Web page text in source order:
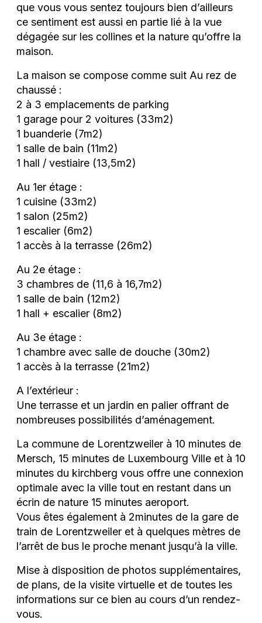
que vous vous sentez toujours bien d’ailleurs
ce sentiment est aussi en partie lié à la vue
dégagée sur les collines et la nature qu’offre la
maison.
La maison se compose comme suit Au rez de
chaussé :
2 à 3 emplacements de parking
1 garage pour 2 voitures (33m2)
1 buanderie (7m2)
1 salle de bain (11m2)
1 hall / vestiaire (13,5m2)
Au 1er étage :
1 cuisine (33m2)
1 salon (25m2)
1 escalier (6m2)
1 accès à la terrasse (26m2)
Au 2e étage :
3 chambres de (11,6 à 16,7m2)
1 salle de bain (12m2)
1 hall + escalier (8m2)
Au 3e étage :
1 chambre avec salle de douche (30m2)
1 accès à la terrasse (21m2)
A l’extérieur :
Une terrasse et un jardin en palier offrant de
nombreuses possibilités d’aménagement.
La commune de Lorentzweiler à 10 minutes de
Mersch, 15 minutes de Luxembourg Ville et à 10
minutes du kirchberg vous offre une connexion
optimale avec la ville tout en restant dans un
écrin de nature 15 minutes aeroport.
Vous êtes également à 2minutes de la gare de
train de Lorentzweiler et à quelques mètres de
l’arrêt de bus le proche menant jusqu’à la ville.
Mise à disposition de photos supplémentaires,
de plans, de la visite virtuelle et de toutes les
informations sur ce bien au cours d’un rendez-
vous.